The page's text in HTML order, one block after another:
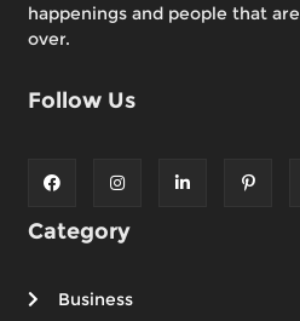
happenings and people that
over.
Follow Us
Category
Business